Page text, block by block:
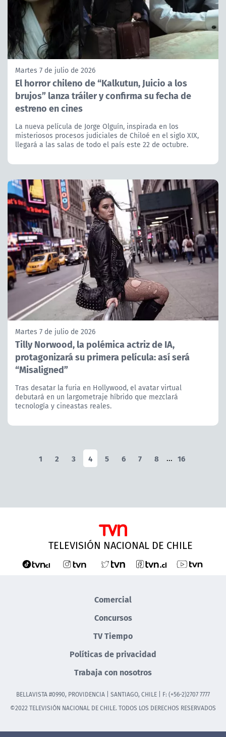
Martes 7 de julio de 2026
El horror chileno de “Kalkutun, Juicio a los
brujos” lanza tráiler y confirma su fecha de
estreno en cines
La nueva película de Jorge Olguín, inspirada en los
misteriosos procesos judiciales de Chiloé en el siglo XIX,
llegará a las salas de todo el país este 22 de octubre.
Martes 7 de julio de 2026
Tilly Norwood, la polémica actriz de IA,
protagonizará su primera película: así será
“Misaligned”
Tras desatar la furia en Hollywood, el avatar virtual
debutará en un largometraje híbrido que mezclará
tecnología y cineastas reales.
1 2 3 4 5 6 7 8 ... 16
TELEVISIÓN NACIONAL DE CHILE
Comercial
Concursos
TV Tiempo
Políticas de privacidad
Trabaja con nosotros
BELLAVISTA #0990, PROVIDENCIA | SANTIAGO, CHILE | F: (+56-2)2707 7777
©2022 TELEVISIÓN NACIONAL DE CHILE. TODOS LOS DERECHOS RESERVADOS